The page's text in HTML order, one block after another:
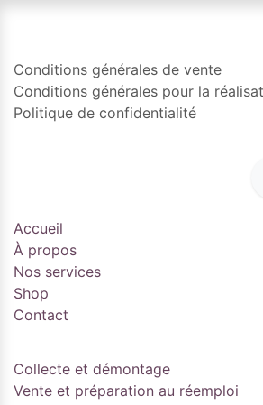
Conditions générales de vente
Conditions générales pour la
Politique de confidentialité
Accueil
À propos
Nos services
Shop
Contact
Collecte et démontage
Vente et préparation au réemploi